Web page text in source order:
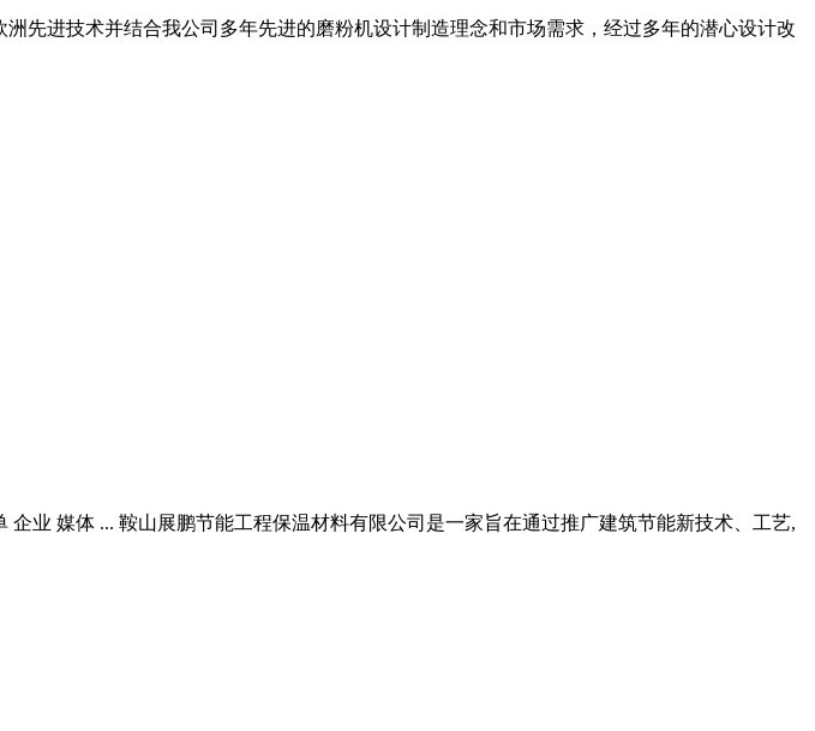
先进技术并结合我公司多年先进的磨粉机设计制造理念和市场需求，经过多年的潜心设计改
业 媒体 ... 鞍山展鹏节能工程保温材料有限公司是一家旨在通过推广建筑节能新技术、工艺,